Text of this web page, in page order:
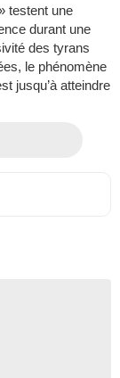
testent une
durant une
des tyrans
le phénomène
jusqu’à atteindre